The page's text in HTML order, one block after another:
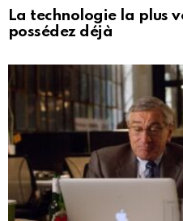
La technologie la plus
possédez déjà